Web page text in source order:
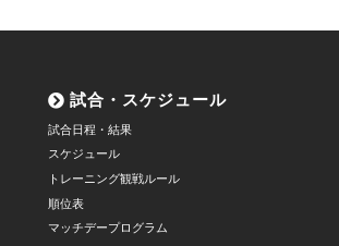
試合・スケジュール
試合日程・結果
スケジュール
トレーニング観戦ルール
順位表
マッチデープログラム